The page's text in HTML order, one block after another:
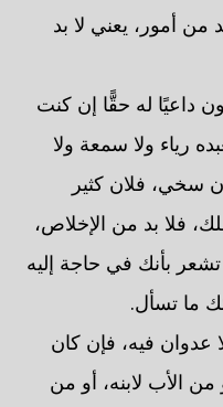
من أمور، يعني لا بد
داعيًا له حقًّا إن كنت
رياء ولا سمعة ولا
سخي، فلان كثير
فلا بد من الإخلاص،
بأنك في حاجة إليه
ما تسأل.
عدوان فيه، فإن كان
من الأب لابنه، أو من